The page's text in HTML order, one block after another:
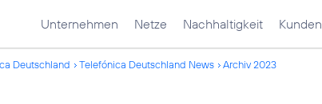
Unternehmen Netze Nachhaltigkeit Kunden
Deutschland Telefónica Deutschland News Archiv 2023